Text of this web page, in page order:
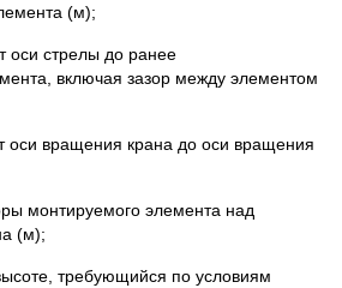
(м);
оси стрелы до ранее
включая зазор между элементом
оси вращения крана до оси вращения
монтируемого элемента над
(м);
требующийся по условиям